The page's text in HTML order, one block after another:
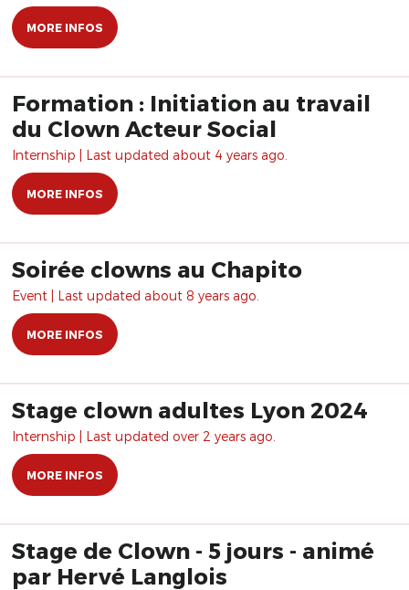
MORE INFOS
Formation : Initiation au travail
du Clown Acteur Social
Internship | Last updated about 4 years ago.
MORE INFOS
Soirée clowns au Chapito
Event | Last updated about 8 years ago.
MORE INFOS
Stage clown adultes Lyon 2024
Internship | Last updated over 2 years ago.
MORE INFOS
Stage de Clown - 5 jours - animé
par Hervé Langlois